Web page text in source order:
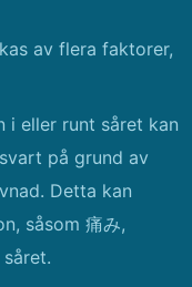
av flera faktorer,
i eller runt såret kan
på grund av
Detta kan
såsom 痛み,